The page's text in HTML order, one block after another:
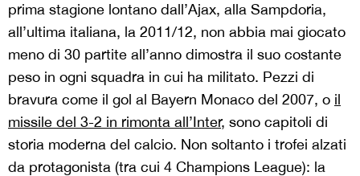
prima stagione lontano dall’Ajax, alla Sampdoria,
all’ultima italiana, la 2011/12, non abbia mai giocato
meno di 30 partite all’anno dimostra il suo costante
peso in ogni squadra in cui ha militato. Pezzi di
bravura come il gol al Bayern Monaco del 2007, o il
missile del 3-2 in rimonta all’Inter, sono capitoli di
storia moderna del calcio. Non soltanto i trofei alzati
da protagonista (tra cui 4 Champions League): la